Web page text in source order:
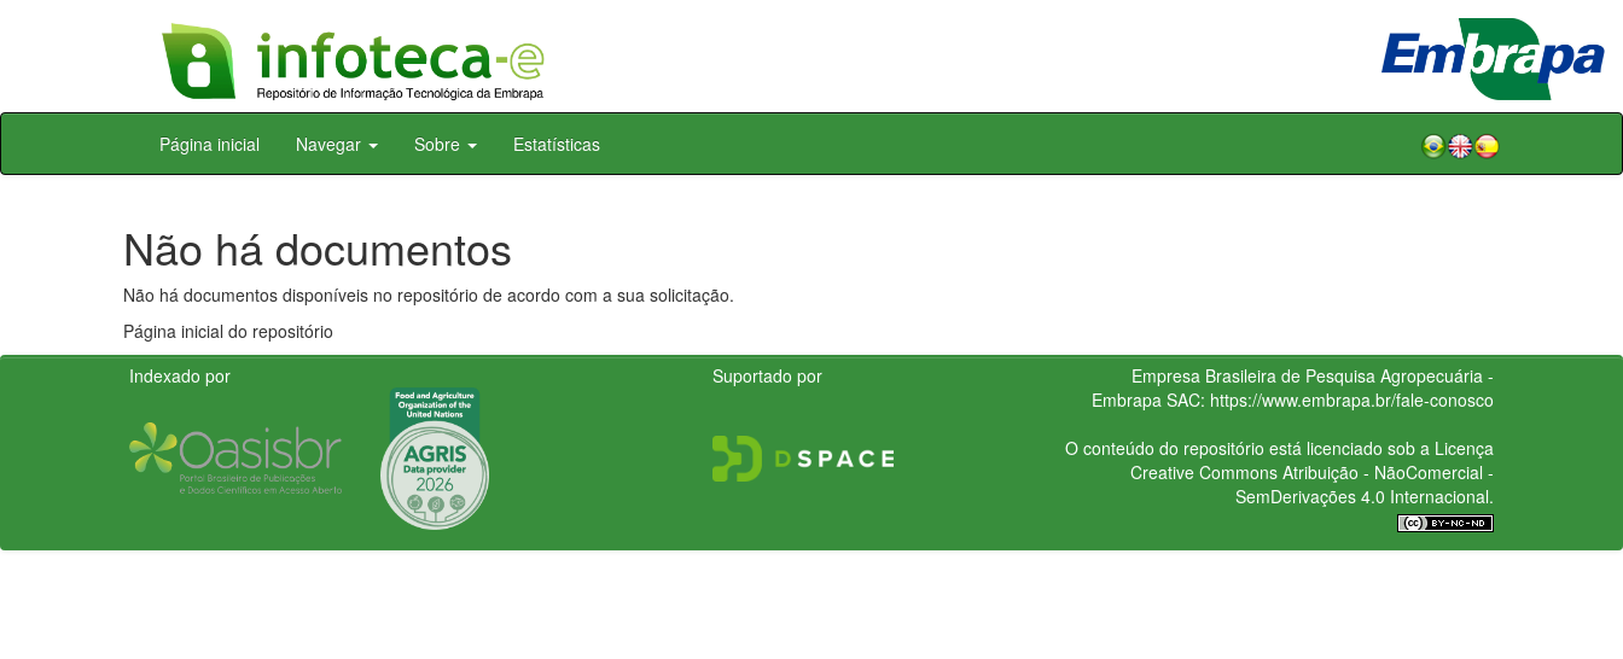
Skip
Página inicial Navegar Sobre Estatísticas
Não há documentos
Não há documentos disponíveis no repositório de acordo com a sua solicitação.
Página inicial do repositório
Indexado por
Suportado por
Empresa Brasileira de Pesquisa Agropecuária -
Embrapa SAC: https://www.embrapa.br/fale-conosco
O conteúdo do repositório está licenciado sob a Licença
Creative CommonsAtribuição - NãoComercial -
SemDerivações 4.0 Internacional.